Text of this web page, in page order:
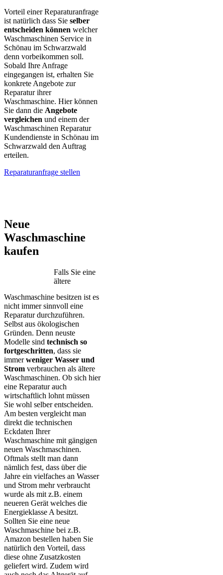
Vorteil einer Reparaturanfrage
ist natürlich dass Sie selber
entscheiden können welcher
Waschmaschinen Service in
Schönau im Schwarzwald
denn vorbeikommen soll.
Sobald Ihre Anfrage
eingegangen ist, erhalten Sie
konkrete Angebote zur
Reparatur ihrer
Waschmaschine. Hier können
Sie dann die Angebote
vergleichen und einem der
Waschmaschinen Reparatur
Kundendienste in Schönau im
Schwarzwald den Auftrag
erteilen.
Reparaturanfrage stellen
Neue
Waschmaschine
kaufen
Falls Sie eine
ältere
Waschmaschine besitzen ist es
nicht immer sinnvoll eine
Reparatur durchzuführen.
Selbst aus ökologischen
Gründen. Denn neuste
Modelle sind technisch so
fortgeschritten, dass sie
immerweniger Wasser und
Strom verbrauchen als ältere
Waschmaschinen. Ob sich hier
eine Reparatur auch
wirtschaftlich lohnt müssen
Sie wohl selber entscheiden.
Am besten vergleicht man
direkt die technischen
Eckdaten Ihrer
Waschmaschine mit gängigen
neuen Waschmaschinen.
Oftmals stellt man dann
nämlich fest, dass über die
Jahre ein vielfaches an Wasser
und Strom mehr verbraucht
wurde als mit z.B. einem
neueren Gerät welches die
Energieklasse A besitzt.
Sollten Sie eine neue
Waschmaschine bei z.B.
Amazon bestellen haben Sie
natürlich den Vorteil, dass
diese ohne Zusatzkosten
geliefert wird. Zudem wird